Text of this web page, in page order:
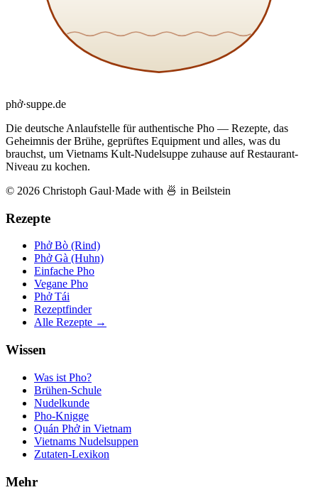
phở·suppe.de
Die deutsche Anlaufstelle für authentische Pho — Rezepte, das
Geheimnis der Brühe, geprüftes Equipment und alles, was du
brauchst, um Vietnams Kult-Nudelsuppe zuhause auf Restaurant-
Niveau zu kochen.
© 2026 Christoph Gaul·Made with 🍜 in Beilstein
Rezepte
Phở Bò (Rind)
Phở Gà (Huhn)
Einfache Pho
Vegane Pho
Phở Tái
Rezeptfinder
Alle Rezepte →
Wissen
Was ist Pho?
Brühen-Schule
Nudelkunde
Pho-Knigge
Quán Phở in Vietnam
Vietnams Nudelsuppen
Zutaten-Lexikon
Mehr